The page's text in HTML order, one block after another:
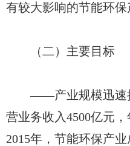
有较大影响的节能环保
（二）主要目标
——产业规模迅速扩
营业务收入4500亿元
2015年，节能环保产